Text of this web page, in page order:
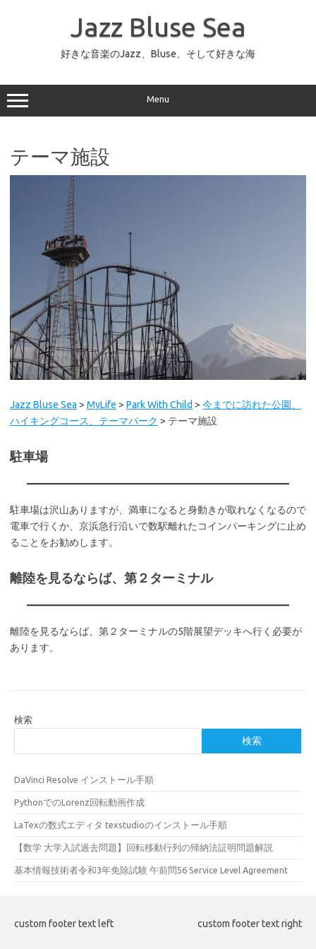
ッ
プ
Jazz Bluse Sea
好きな音楽のJazz、Bluse、そして好きな海
Menu
テーマ施設
Jazz Bluse Sea > MyLife > Park With Child > 今までに訪れた公園、
ハイキングコース、テーマパーク > テーマ施設
駐車場
駐車場は沢山ありますが、満車になると身動きが取れなくなるので
電車で行くか、京浜急行沿いで数駅離れたコインパーキングに止め
ることをお勧めします。
離陸を見るならば、第２ターミナル
離陸を見るならば、第２ターミナルの5階展望デッキへ行く必要が
あります。
検索
検索
DaVinci Resolve インストール手順
PythonでのLorenz回転動画作成
LaTexの数式エディタ texstudioのインストール手順
【数学 大学入試過去問題】回転移動行列の帰納法証明問題解説
基本情報技術者令和3年免除試験 午前問56 Service Level Agreement
custom footer text left custom footer text right